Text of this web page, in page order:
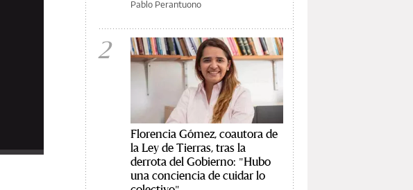
Pablo Perantuono
2
Florencia Gómez, coautora de
la Ley de Tierras, tras la
derrota del Gobierno: "Hubo
una conciencia de cuidar lo